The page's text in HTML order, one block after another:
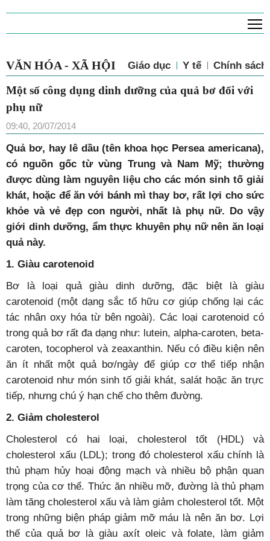
VĂN HÓA - XÃ HỘI Giáo dục Y tế Chính sách
Một số công dụng dinh dưỡng của quả bơ đối với
phụ nữ
09:40, 20/07/2014
Quả bơ, hay lê dầu (tên khoa học Persea americana),
có nguồn gốc từ vùng Trung và Nam Mỹ; thường
được dùng làm nguyên liệu cho các món sinh tố giải
khát, hoặc để ăn với bánh mì thay bơ, rất lợi cho sức
khỏe và vẻ đẹp con người, nhất là phụ nữ. Do vậy
giới dinh dưỡng, ẩm thực khuyên phụ nữ nên ăn loại
quả này.
1. Giàu carotenoid
Bơ là loại quả giàu dinh dưỡng, đặc biệt là giàu
carotenoid (một dạng sắc tố hữu cơ giúp chống lại các
tác nhân oxy hóa từ bên ngoài). Các loại carotenoid có
trong quả bơ rất đa dạng như: lutein, alpha-caroten, beta-
caroten, tocopherol và zeaxanthin. Nếu có điều kiện nên
ăn ít nhất một quả bơ/ngày để giúp cơ thể tiếp nhận
carotenoid như món sinh tố giải khát, salát hoặc ăn trực
tiếp, nhưng chú ý hạn chế cho thêm đường.
2. Giảm cholesterol
Cholesterol có hai loại, cholesterol tốt (HDL) và
cholesterol xấu (LDL); trong đó cholesterol xấu chính là
thủ phạm hủy hoại động mạch và nhiều bộ phận quan
trọng của cơ thể. Thức ăn nhiều mỡ, đường là thủ phạm
làm tăng cholesterol xấu và làm giảm cholesterol tốt. Một
trong những biện pháp giảm mỡ máu là nên ăn bơ. Lợi
thế của quả bơ là giàu axít oleic và folate, làm giảm